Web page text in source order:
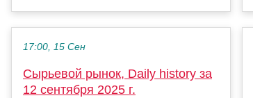
17:00, 15 Сен
Сырьевой рынок, Daily history за
12 сентября 2025 г.